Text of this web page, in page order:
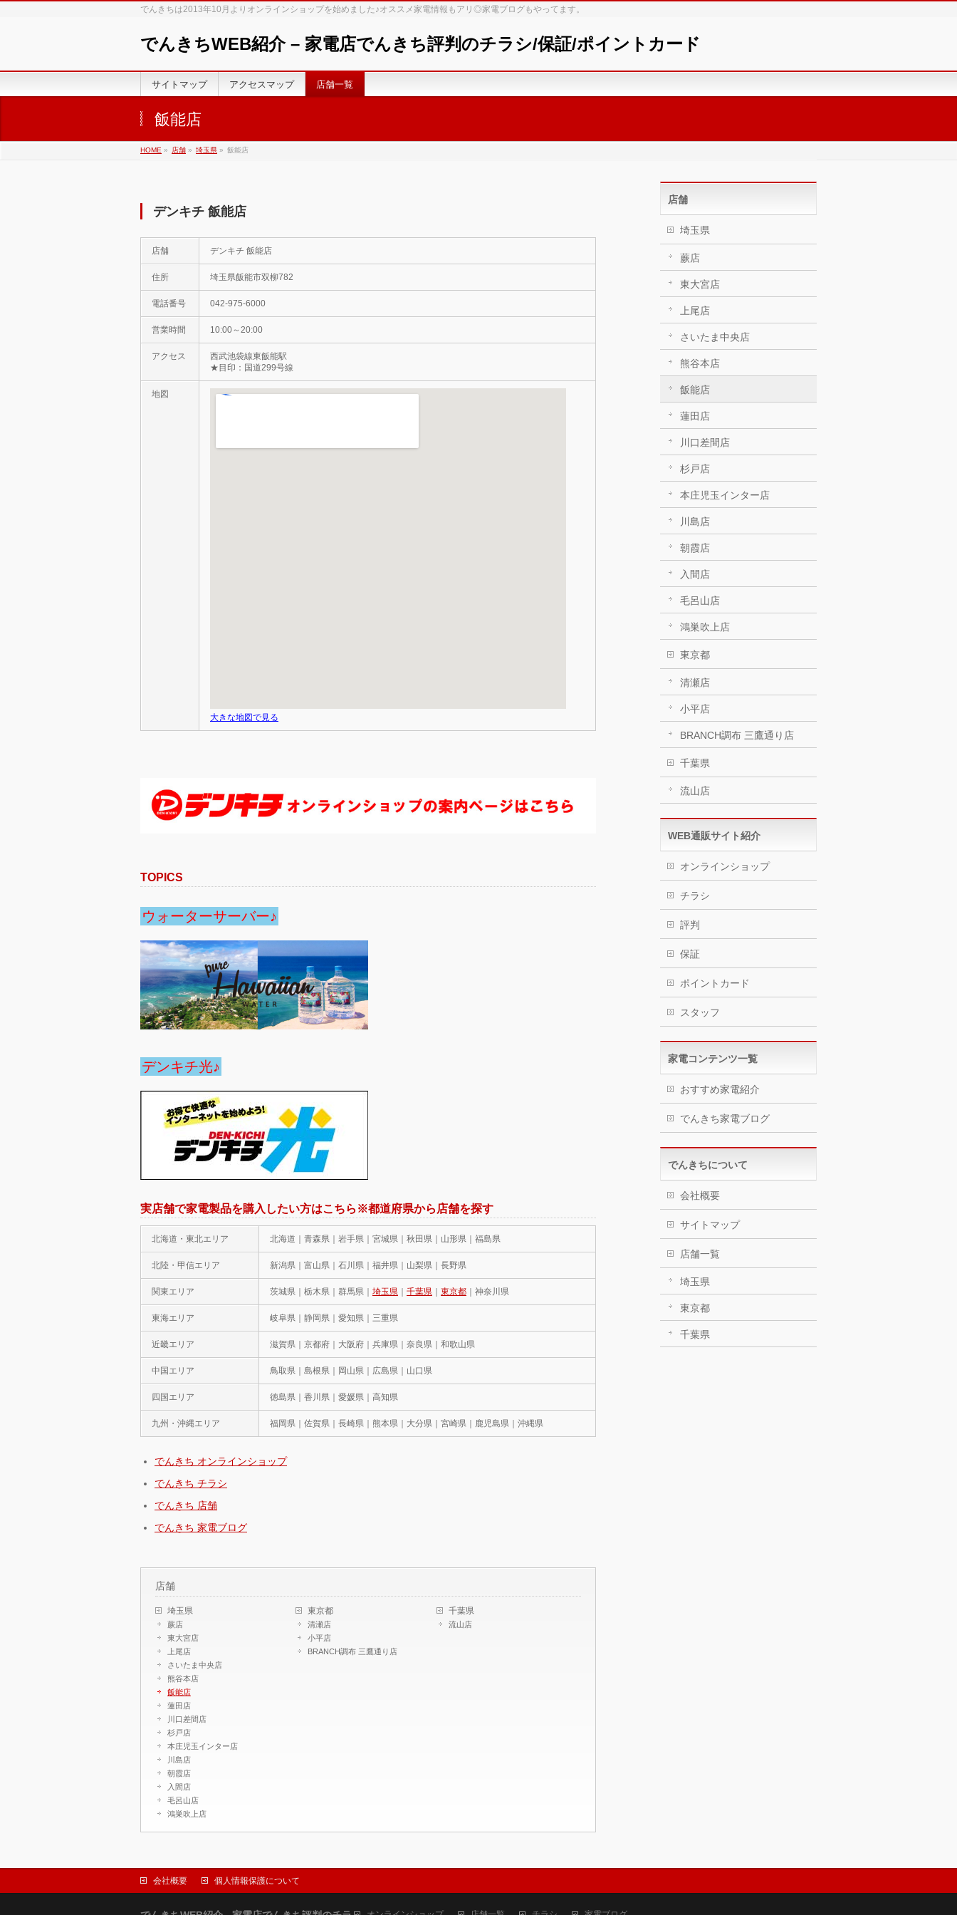
でんきちは2013年10月よりオンラインショップを始めました♪オススメ家電情報もアリ◎家電ブログもやってます。
でんきちWEB紹介 – 家電店でんきち評判のチラシ/保証/ポイントカード
サイトマップ アクセスマップ 店舗一覧
飯能店
HOME » 店舗 » 埼玉県 » 飯能店
デンキチ 飯能店
店舗 デンキチ 飯能店
住所 埼玉県飯能市双柳782
電話番号 042-975-6000
営業時間 10:00～20:00
アクセス
西武池袋線東飯能駅
★目印：国道299号線
地図
大きな地図で見る
TOPICS
ウォーターサーバー♪
デンキチ光♪
実店舗で家電製品を購入したい方はこちら※都道府県から店舗を探す
北海道・東北エリア 北海道｜青森県｜岩手県｜宮城県｜秋田県｜山形県｜福島県
北陸・甲信エリア 新潟県｜富山県｜石川県｜福井県｜山梨県｜長野県
関東エリア 茨城県｜栃木県｜群馬県｜ 埼玉県 ｜ 千葉県 ｜ 東京都 ｜神奈川県
東海エリア 岐阜県｜静岡県｜愛知県｜三重県
近畿エリア 滋賀県｜京都府｜大阪府｜兵庫県｜奈良県｜和歌山県
中国エリア 鳥取県｜島根県｜岡山県｜広島県｜山口県
四国エリア 徳島県｜香川県｜愛媛県｜高知県
九州・沖縄エリア 福岡県｜佐賀県｜長崎県｜熊本県｜大分県｜宮崎県｜鹿児島県｜沖縄県
でんきち オンラインショップ
でんきち チラシ
でんきち 店舗
でんきち 家電ブログ
店舗
埼玉県
蕨店
東大宮店
上尾店
さいたま中央店
熊谷本店
飯能店
蓮田店
川口差間店
杉戸店
本庄児玉インター店
川島店
朝霞店
入間店
毛呂山店
鴻巣吹上店
東京都
清瀬店
小平店
BRANCH調布 三鷹通り店
千葉県
流山店
店舗
埼玉県
蕨店
東大宮店
上尾店
さいたま中央店
熊谷本店
飯能店
蓮田店
川口差間店
杉戸店
本庄児玉インター店
川島店
朝霞店
入間店
毛呂山店
鴻巣吹上店
東京都
清瀬店
小平店
BRANCH調布 三鷹通り店
千葉県
流山店
WEB通販サイト紹介
オンラインショップ
チラシ
評判
保証
ポイントカード
スタッフ
家電コンテンツ一覧
おすすめ家電紹介
でんきち家電ブログ
でんきちについて
会社概要
サイトマップ
店舗一覧
埼玉県
東京都
千葉県
会社概要 個人情報保護について